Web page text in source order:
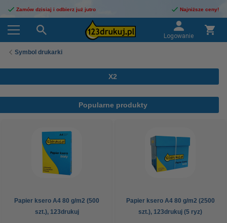
Zamów dzisiaj i odbierz już jutro Najniższe ceny!
Logowanie
Symbol drukarki
X2
Popularne produkty
Papier ksero A4 80 g/m2 (500
szt.), 123drukuj
Papier ksero A4 80 g/m2 (2500
szt.), 123drukuj (5 ryz)